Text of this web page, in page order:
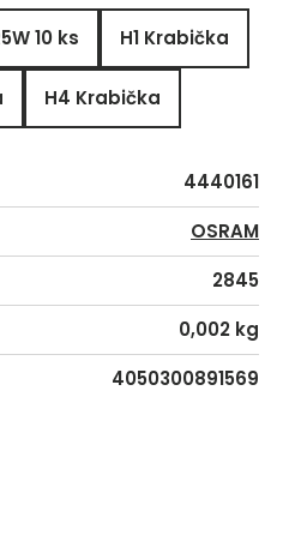
10 ks H1 Krabička
H4 Krabička
4440161
OSRAM
2845
0,002 kg
4050300891569